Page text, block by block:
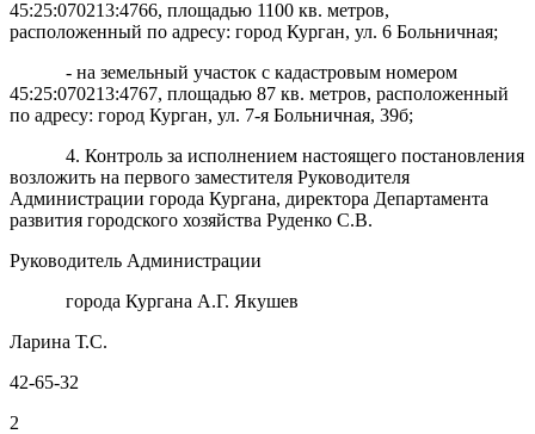
45:25:070213:4766, площадью 1100 кв. метров,
расположенный по адресу: город Курган, ул. 6 Больничная;
- на земельный участок с кадастровым номером
45:25:070213:4767, площадью 87 кв. метров, расположенный
по адресу: город Курган, ул. 7-я Больничная, 39б;
4. Контроль за исполнением настоящего постановления
возложить на первого заместителя Руководителя
Администрации города Кургана, директора Департамента
развития городского хозяйства Руденко С.В.
Руководитель Администрации
города Кургана А.Г. Якушев
Ларина Т.С.
42-65-32
2